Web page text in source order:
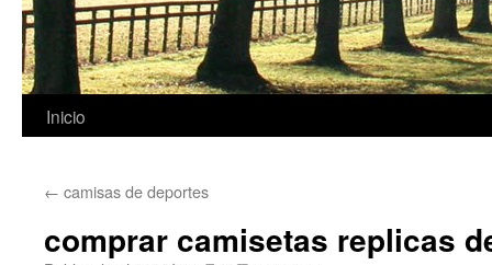
Saltar
contenido
Inicio
← camisas de deportes
comprar camisetas replicas